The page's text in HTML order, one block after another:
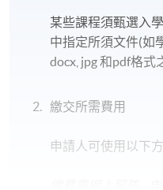
某些課程須甄選入
中指定所須文件(如
docx, jpg 和pdf格式
繳交所需費用
申請人可使用以下